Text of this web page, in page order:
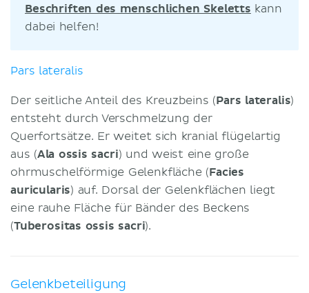
Beschriften des menschlichen Skeletts kann
dabei helfen!
Pars lateralis
Der seitliche Anteil des Kreuzbeins (Pars lateralis)
entsteht durch Verschmelzung der
Querfortsätze. Er weitet sich kranial flügelartig
aus (Ala ossis sacri) und weist eine große
ohrmuschelförmige Gelenkfläche (Facies
auricularis) auf. Dorsal der Gelenkflächen liegt
eine rauhe Fläche für Bänder des Beckens
(Tuberositas ossis sacri).
Gelenkbeteiligung